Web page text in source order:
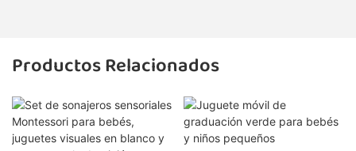
Productos Relacionados